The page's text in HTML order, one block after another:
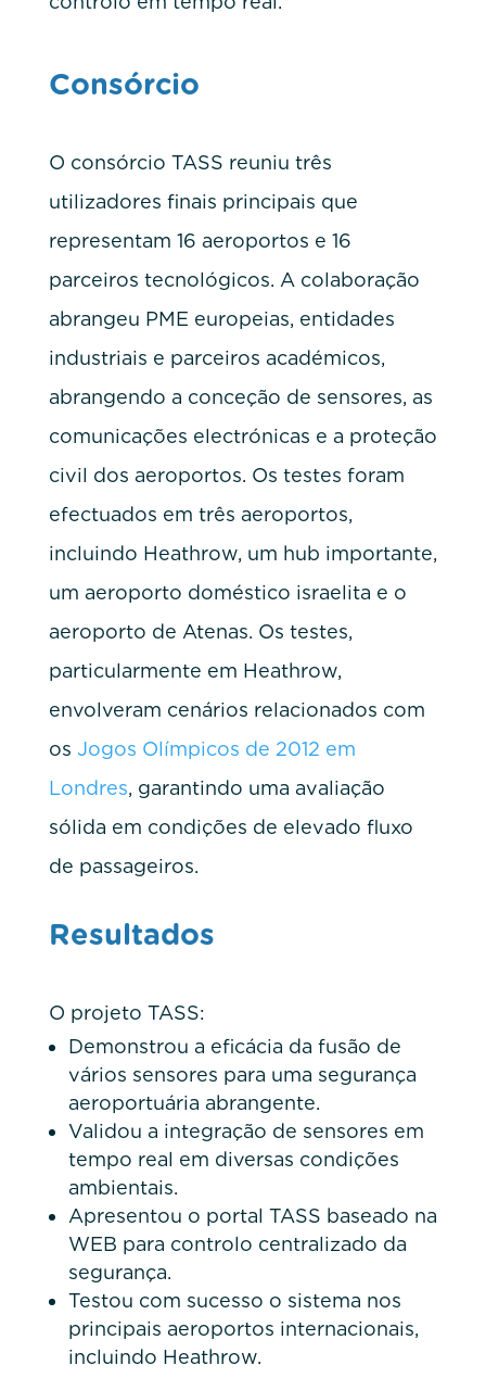
Consórcio
O consórcio TASS reuniu três
utilizadores finais principais que
representam 16 aeroportos e 16
parceiros tecnológicos. A colaboração
abrangeu PME europeias, entidades
industriais e parceiros académicos,
abrangendo a conceção de sensores, as
comunicações electrónicas e a proteção
civil dos aeroportos. Os testes foram
efectuados em três aeroportos,
incluindo Heathrow, um hub importante,
um aeroporto doméstico israelita e o
aeroporto de Atenas. Os testes,
particularmente em Heathrow,
envolveram cenários relacionados com
os Jogos Olímpicos de 2012 em
Londres, garantindo uma avaliação
sólida em condições de elevado fluxo
de passageiros.
Resultados
O projeto TASS:
Demonstrou a eficácia da fusão de
vários sensores para uma segurança
aeroportuária abrangente.
Validou a integração de sensores em
tempo real em diversas condições
ambientais.
Apresentou o portal TASS baseado na
WEB para controlo centralizado da
segurança.
Testou com sucesso o sistema nos
principais aeroportos internacionais,
incluindo Heathrow.